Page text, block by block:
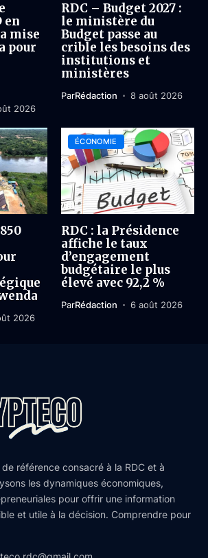
en
mise
pour
2026
RDC – Budget 2027 :
le ministère du
Budget passe au
crible les besoins des
institutions et
ministères
ParRédaction 8 août 2026
2026
ÉCONOMIE
RDC : la Présidence
affiche le taux
d’engagement
budgétaire le plus
élevé avec 92,2 %
ParRédaction 6 août 2026
référence consacré à la RDC et à
les dynamiques économiques,
pour offrir une information
et utile à la décision. Comprendre pour